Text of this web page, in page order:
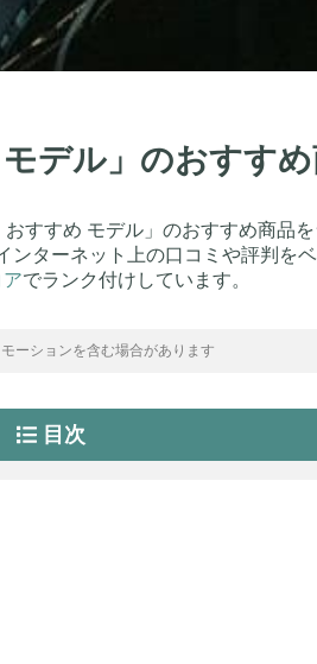
デル」のおすす
すすめ モデル」のおすすめ商品
ンターネット上の口コミや評判を
でランク付けしています。
ーションを含む場合があります
目次